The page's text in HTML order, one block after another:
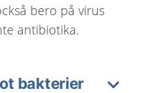
bero på virus
antibiotika.
bakterier